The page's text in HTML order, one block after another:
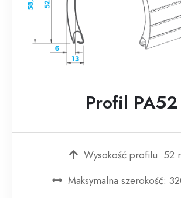
Profil PA52
Wysokość profilu: 52
Maksymalna szerokość: